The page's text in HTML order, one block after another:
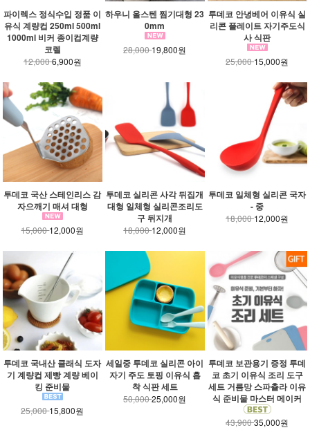
파이렉스 정식수입 정품 이
유식 계량컵 250ml 500ml
1000ml 비커 종이컵계량
코렐
12,0006,900원
하우니 올스텐 찜기대형 23
0mm
28,00019,800원
투데코 안녕베어 이유식 실
리콘 플레이트 자기주도식
사 식판
25,00015,000원
투데코 국산 스테인리스 감
자으깨기 매셔 대형
15,00012,000원
투데코 실리콘 사각 뒤집개
대형 일체형 실리콘조리도
구 뒤지개
18,00012,000원
투데코 일체형 실리콘 국자
- 중
18,00012,000원
투데코 국내산 클래식 도자
기 계량컵 제빵 계량 베이
킹 준비물
25,00015,800원
세일중 투데코 실리콘 아이
자기 주도 토핑 이유식 흡
착 식판 세트
50,00025,000원
투데코 보관용기 증정 투데
코 초기 이유식 조리 도구
세트 거름망 스파츌라 이유
식 준비물 마스터 메이커
43,90035,000원